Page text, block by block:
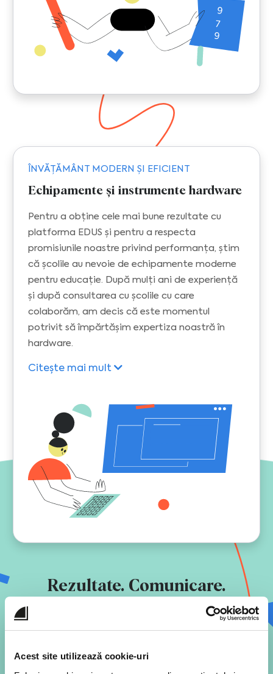
Acest site utilizează cookie-uri
ÎNVĂȚĂMÂNT MODERN ȘI EFICIENT
Echipamente și instrumente hardware
Pentru a obține cele mai bune rezultate cu
platforma EDUS și pentru a respecta
promisiunile noastre privind performanța, știm
că școlile au nevoie de echipamente moderne
pentru educație. După mulți ani de experiență
și după consultarea cu școlile cu care
colaborăm, am decis că este momentul
potrivit să împărtășim expertiza noastră în
hardware.
Citește mai mult
Rezultate. Comunicare.
Școli mai bune
Descoperă pilonii digitalizării